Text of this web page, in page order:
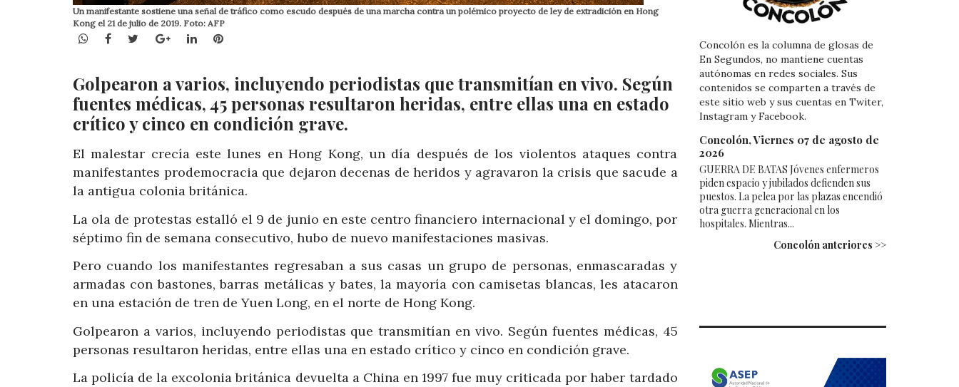
Un manifestante sostiene una señal de tráfico como escudo después de una marcha contra un polémico proyecto de ley de extradición en Hong
Kong el 21 de julio de 2019. Foto: AFP
WhatsApp
Facebook
TwitterGoogle+LinkedInPinterest
Golpearon a varios, incluyendo periodistas que transmitían en vivo. Según
fuentes médicas, 45 personas resultaron heridas, entre ellas una en estado
crítico y cinco en condición grave.
El malestar crecía este lunes en Hong Kong, un día después de los violentos ataques contra
manifestantes prodemocracia que dejaron decenas de heridos y agravaron la crisis que sacude a
la antigua colonia británica.
La ola de protestas estalló el 9 de junio en este centro financiero internacional y el domingo, por
séptimo fin de semana consecutivo, hubo de nuevo manifestaciones masivas.
Pero cuando los manifestantes regresaban a sus casas un grupo de personas, enmascaradas y
armadas con bastones, barras metálicas y bates, la mayoría con camisetas blancas, les atacaron
en una estación de tren de Yuen Long, en el norte de Hong Kong.
Golpearon a varios, incluyendo periodistas que transmitían en vivo. Según fuentes médicas, 45
personas resultaron heridas, entre ellas una en estado crítico y cinco en condición grave.
La policía de la excolonia británica devuelta a China en 1997 fue muy criticada por haber tardado
Concolón es la columna de glosas de
En Segundos, no mantiene cuentas
autónomas en redes sociales. Sus
contenidos se comparten a través de
este sitio web y sus cuentas en Twiter,
Instagram y Facebook.
Concolón, Viernes 07 de agosto de
2026
GUERRA DE BATAS Jóvenes enfermeros
piden espacio y jubilados defienden sus
puestos. La pelea por las plazas encendió
otra guerra generacional en los
hospitales. Mientras...
Concolón anteriores >>